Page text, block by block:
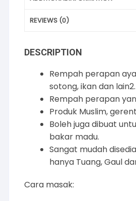
REVIEWS (0)
DESCRIPTION
Rempah perapan
sotong, ikan dan lain2.
Rempah perapan
Produk Muslim,
Boleh juga dibuat
bakar madu.
Sangat mudah
hanya Tuang, Gaul
Cara masak: